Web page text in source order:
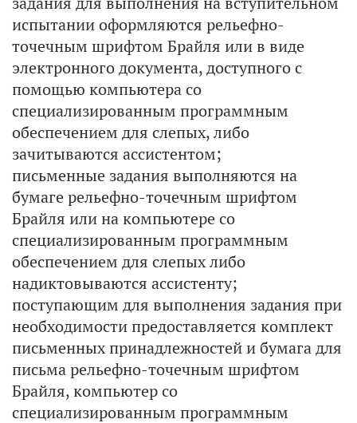
испытании оформляются рельефно-
точечным шрифтом Брайля или в виде
электронного документа, доступного с
помощью компьютера со
специализированным программным
обеспечением для слепых, либо
зачитываются ассистентом;
письменные задания выполняются на
бумаге рельефно-точечным шрифтом
Брайля или на компьютере со
специализированным программным
обеспечением для слепых либо
надиктовываются ассистенту;
поступающим для выполнения задания при
необходимости предоставляется комплект
письменных принадлежностей и бумага для
письма рельефно-точечным шрифтом
Брайля, компьютер со
специализированным программным